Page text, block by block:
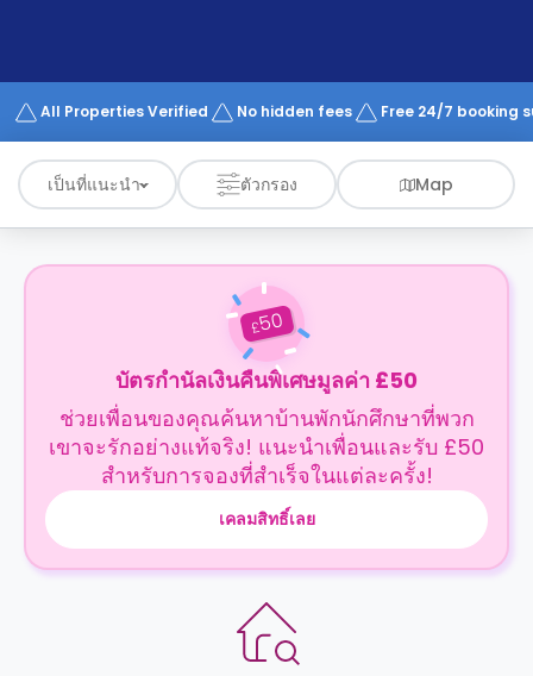
Works
All Properties Verified No hidden fees Free 24/7 booking
เป็นที่แนะนำ ตัวกรอง Map
£50
บัตรกำนัลเงินคืนพิเศษมูลค่า £50
ช่วยเพื่อนของคุณค้นหาบ้านพักนักศึกษาที่พวก
เขาจะรักอย่างแท้จริง! แนะนำเพื่อนและรับ £50
สำหรับการจองที่สำเร็จในแต่ละครั้ง!
เคลมสิทธิ์เลย